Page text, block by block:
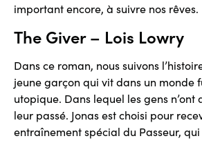
important encore, à suivre nos rêves.
The Giver – Lois Lowry
Dans ce roman, nous suivons
jeune garçon qui vit dans un monde
utopique. Dans lequel les gens n’ont
leur passé. Jonas est choisi pour
entraînement spécial du Passeur,